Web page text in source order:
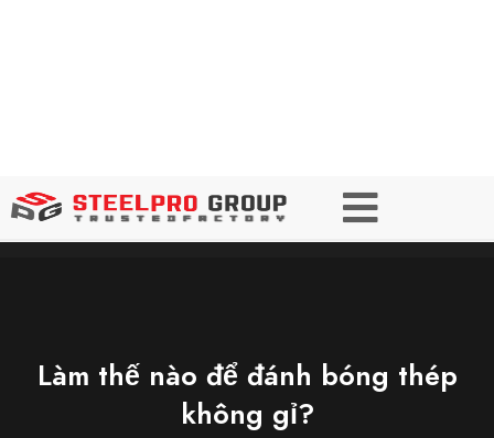
Làm thế nào để đánh bóng thép
không gỉ?